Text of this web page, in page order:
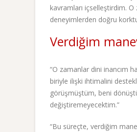
kavramları içselleştirdim. O
deneyimlerden doğru
Verdiğim
“O zamanlar dini inancım
biriyle ilişki ihtimalini
görüşmüştüm, beni
değiştiremeyecektim.”
“Bu süreçte, verdiğim